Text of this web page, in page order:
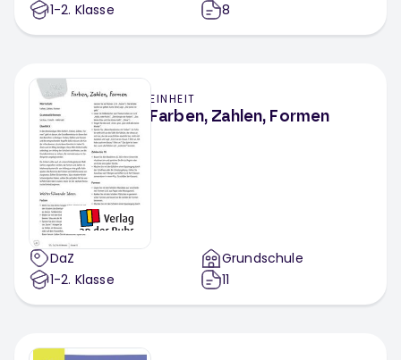
1-2. Klasse
8
EINHEIT
Farben, Zahlen, Formen
DaZ
1-2. Klasse
Grundschule
11